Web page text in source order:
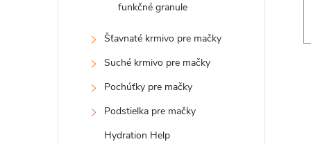
funkčné granule
Šťavnaté krmivo pre mačky
Suché krmivo pre mačky
Pochúťky pre mačky
Podstielka pre mačky
Hydration Help